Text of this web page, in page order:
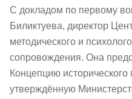
С докладом по первому
Биликтуева, директор
методического и
сопровождения. Она
Концепцию
утверждённую